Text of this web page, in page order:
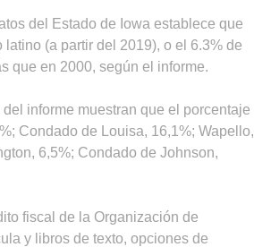
del Estado de Iowa establece que
(a partir del 2019), o el 6.3% de
que en 2000, según el informe.
informe muestran que el porcentaje
Condado de Louisa, 16,1%; Wapello,
6,5%; Condado de Johnson,
fiscal de la Organización de
y libros de texto, opciones de